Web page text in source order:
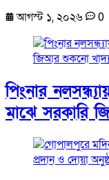
আগস্ট ১, ২০২৬
0
পিংনার
মাঝে সরকারি